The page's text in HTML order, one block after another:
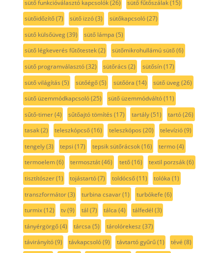
sütő funkcióválasztó kapcsolók(26) sütő fűtőszálak(15)
sütőidőzítő(7) sütő izzó(3) sütőkapcsoló(27)
sütő külsőüveg(39) sütő lámpa (5)
sütő légkeverés fűtőtestek(2) sütőmikrohullámú sütő(6)
sütő programválasztó(32) sütőrács (2) sütősín(17)
sütő világítás (5) sütőégő(5) sütőóra (14) sütő üveg(26)
sütő üzemmódkapcsoló(25) sütő üzemmódváltó(11)
sűtő-timer(4) sűtőajtó tömítés (17) tartály(51) tartó(26)
tasak(2) teleszkópcső(16) teleszkópos (20) televízió(9)
tengely(3) tepsi (17) tepsik sütőrácsok(16) termo(4)
termoelem(6) termosztát(46) tető(16) textil porzsák(6)
tisztítószer(1) tojástartó(7) toldócső(11) tolóka (1)
transzformátor(3) turbina csavar(1) turbókefe (6)
turmix(12) tv(9) tál (7) tálca (4) tálfedél (3)
tányérgörgő(4) tárcsa (5) tárolórekesz (37)
távirányító(9) távkapcsoló(9) távtartó gyűrű(1) tévé (8)